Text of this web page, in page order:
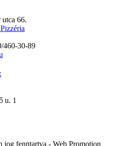
utca 66.
460-30-89
u. 1
fenntartva - Web Promotion